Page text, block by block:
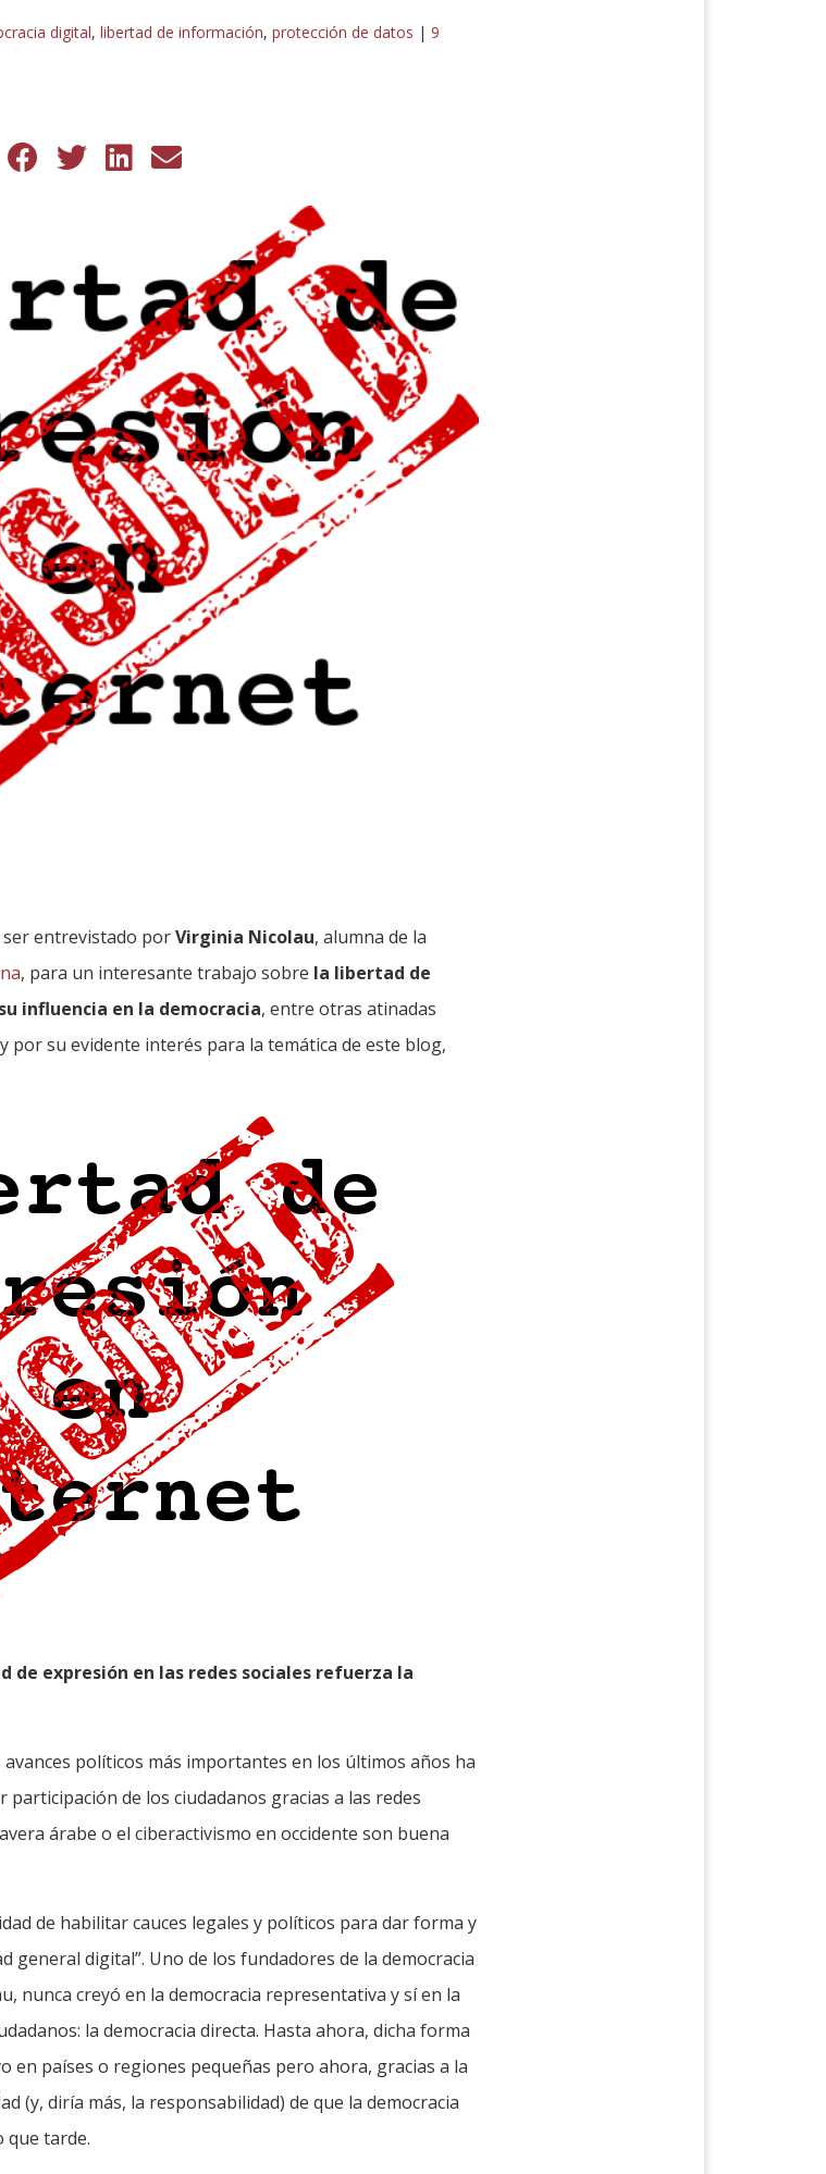
digital,libertad de información,protección de datos |9
ser entrevistado porVirginia Nicolau, alumna de la
, para un interesante trabajo sobre la libertad de
influencia en la democracia, entre otras atinadas
por su evidente interés para la temática de este blog,
de expresión en las redes sociales refuerza la
políticos más importantes en los últimos años ha
participación de los ciudadanos gracias a las redes
árabe o el ciberactivismo en occidente son buena
de habilitar cauces legales y políticos para dar forma y
general digital”. Uno de los fundadores de la democracia
nunca creyó en la democracia representativa y sí en la
la democracia directa. Hasta ahora, dicha forma
en países o regiones pequeñas pero ahora, gracias a la
(y, diría más, la responsabilidad) de que la democracia
que tarde.